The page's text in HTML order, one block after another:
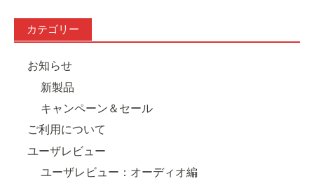
カテゴリー
お知らせ
新製品
キャンペーン＆セール
ご利用について
ユーザレビュー
ユーザレビュー：オーディオ編